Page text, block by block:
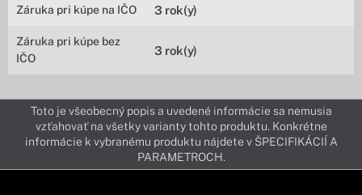
Záruka pri kúpe na IČO 3 rok(y)
Záruka pri kúpe bez
IČO
3 rok(y)
Toto je všeobecný popis a uvedené informácie sa nemusia
vzťahovať na všetky varianty tohto produktu. Konkrétne
informácie k vybranému produktu nájdete v ŠPECIFIKÁCIÍ A
PARAMETROCH.